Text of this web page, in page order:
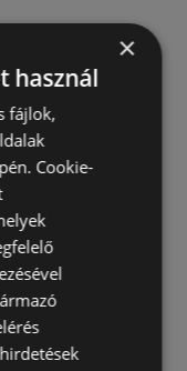
×
használ
fájlok,
Cookie-